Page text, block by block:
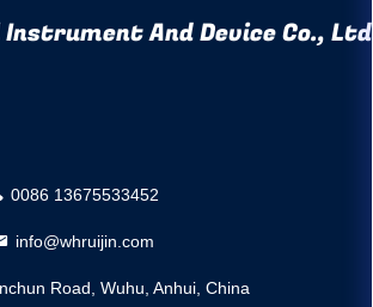
And Device Co., Ltd.
0086 13675533452
info@whruijin.com
Road, Wuhu, Anhui, China